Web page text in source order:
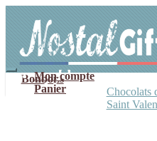
navigation
contenu
Mon compte
Panier
Bonbons
Chocolats
Saint